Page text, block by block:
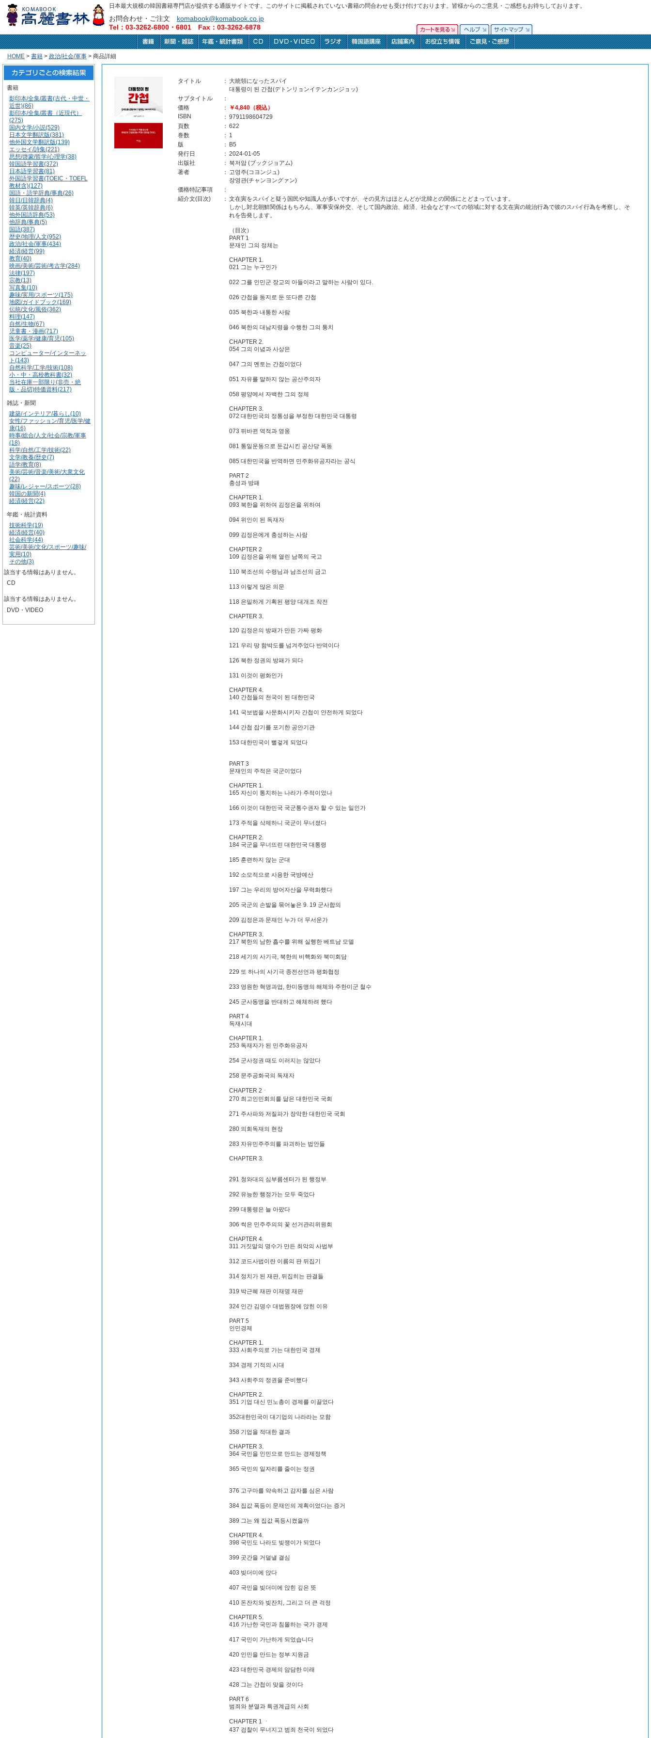
日本最大規模の韓国書籍専門店が提供する通販サイトです。このサイトに掲載されていない書籍の問合わせも受け付けております。皆様からのご意見・ご感想もお待ちしております。
お問合わせ・ご注文 komabook@komabook.co.jp
Tel：03-3262-6800・6801 Fax：03-3262-6878
HOME > 書籍 > 政治/社会/軍事 > 商品詳細
書籍
影印本/全集/叢書(古代・中世・
近世)(86)
影印本/全集/叢書（近現代）
(275)
国内文学/小説(529)
日本文学翻訳版(381)
他外国文学翻訳版(139)
エッセイ/詩集(221)
思想/啓蒙/哲学/心理学(38)
韓国語学習書(372)
日本語学習書(81)
外国語学習書(TOEIC・TOEFL
教材含)(127)
国語・語学辞典/事典(26)
韓日/日韓辞典(4)
韓英/英韓辞典(6)
他外国語辞典(53)
他辞典/事典(5)
国語(387)
歴史/地理/人文(952)
政治/社会/軍事(434)
経済/経営(99)
教育(40)
映画/美術/芸術/考古学(284)
法律(197)
宗教(13)
写真集(10)
趣味/実用/スポーツ(175)
地図/ガイドブック(169)
伝統/文化/風俗(362)
料理(147)
自然/生物(67)
児童書・漫画(717)
医学/薬学/健康/育児(105)
音楽(25)
コンピューター/インターネッ
ト(143)
自然科学/工学/技術(108)
小・中・高校教科書(32)
当社在庫一部限り(非売・絶
版・品切)特価資料(217)
雑誌・新聞
建築/インテリア/暮らし(10)
女性/ファッション/育児/医学/健
康(16)
時事/総合/人文/社会/宗教/軍事
(18)
科学/自然/工学/技術(22)
文学/教養/歴史(7)
語学/教育(8)
美術/芸術/音楽/美術/大衆文化
(22)
趣味/レジャー/スポーツ(28)
韓国の新聞(4)
経済/経営(22)
年鑑・統計資料
技術科学(19)
経済/経営(40)
社会科学(44)
芸術/美術/文化/スポーツ/趣味/
実用(10)
その他(3)
該当する情報はありません。
CD
該当する情報はありません。
DVD・VIDEO
タイトル ： 大統領になったスパイ
대통령이 된 간첩(デトンリョンイテンカンジョッ)
サブタイトル
：
価格
：
￥4,840（税込）
ISBN
： 9791198604729
頁数
： 622
巻数
： 1
版
：
B5
発行日
： 2024-01-05
出版社
： 북저암 (ブックジョアム)
著者
： 고영주(コヨンジュ)
장영관(チャンヨングァン)
価格特記事項
：
紹介文(目次)
： 文在寅をスパイと疑う国民や知識人が多いですが、その見方はほとんどが北韓との関係にとどまっています。
しかし対北朝鮮関係はもちろん、軍事安保外交、そして国内政治、経済、社会などすべての領域に対する文在寅の統治行為で彼のスパイ行為を考察し、そ
れを告発します。
（目次）
PART 1
문재인 그의 정체는
CHAPTER 1.
021 그는 누구인가
022 그를 인민군 장교의 아들이라고 말하는 사람이 있다.
026 간첩을 동지로 둔 또다른 간첩
035 북한과 내통한 사람
046 북한의 대남지령을 수행한 그의 통치
CHAPTER 2.
054 그의 이념과 사상은
047 그의 멘토는 간첩이었다
051 자유를 말하지 않는 공산주의자
058 평양에서 자백한 그의 정체
CHAPTER 3.
072 대한민국의 정통성을 부정한 대한민국 대통령
073 뒤바뀐 역적과 영웅
081 통일운동으로 둔갑시킨 공산당 폭동
085 대한민국을 반역하면 민주화유공자라는 공식
PART 2
충성과 방패
CHAPTER 1.
093 북한을 위하여 김정은을 위하여
094 위인이 된 독재자
099 김정은에게 충성하는 사람
CHAPTER 2
109 김정은을 위해 열린 남쪽의 국고
110 북조선의 수령님과 남조선의 금고
113 이렇게 많은 의문
118 은밀하게 기획된 평양 대개조 작전
CHAPTER 3.
120 김정은의 방패가 만든 가짜 평화
121 우리 땅 함박도를 넘겨주었다 반역이다
126 북한 정권의 방패가 되다
131 이것이 평화인가
CHAPTER 4.
140 간첩들의 천국이 된 대한민국
141 국보법을 사문화시키자 간첩이 안전하게 되었다
144 간첩 잡기를 포기한 공안기관
153 대한민국이 뻘겋게 되었다
PART 3
문재인의 주적은 국군이었다
CHAPTER 1.
165 자신이 통치하는 나라가 주적이었나
166 이것이 대한민국 국군통수권자 할 수 있는 일인가
173 주적을 삭제하니 국군이 무너졌다
CHAPTER 2.
184 국군을 무너뜨린 대한민국 대통령
185 훈련하지 않는 군대
192 소모적으로 사용한 국방예산
197 그는 우리의 방어자산을 무력화했다
205 국군의 손발을 묶어놓은 9. 19 군사합의
209 김정은과 문재인 누가 더 무서운가
CHAPTER 3.
217 북한의 남한 흡수를 위해 실행한 베트남 모델
218 세기의 사기극, 북한의 비핵화와 북미회담
229 또 하나의 사기극 종전선언과 평화협정
233 영원한 혁명과업, 한미동맹의 해체와 주한미군 철수
245 군사동맹을 반대하고 해체하려 했다
PART 4
독재시대
CHAPTER 1.
253 독재자가 된 민주화유공자
254 군사정권 때도 이러지는 않았다
258 문주공화국의 독재자
CHAPTER 2ㆍ
270 최고인민회의를 닮은 대한민국 국회
271 주사파와 저질파가 장악한 대한민국 국회
280 의회독재의 현장
283 자유민주주의를 파괴하는 법안들
CHAPTER 3.
291 청와대의 심부름센터가 된 행정부
292 유능한 행정가는 모두 죽었다
299 대통령은 늘 아팠다
306 썩은 민주주의의 꽃 선거관리위원회
CHAPTER 4.
311 거짓말의 명수가 만든 최악의 사법부
312 코드사법이란 이름의 판 뒤집기
314 정치가 된 재판, 뒤집히는 판결들
319 박근혜 재판 이재명 재판
324 인간 김명수 대법원장에 앉힌 이유
PART 5
인민경제
CHAPTER 1.
333 사회주의로 가는 대한민국 경제
334 경제 기적의 시대
343 사회주의 정권을 준비했다
CHAPTER 2.
351 기업 대신 민노총이 경제를 이끌었다
352대한민국이 대기업의 나라라는 모함
358 기업을 적대한 결과
CHAPTER 3.
364 국민을 인민으로 만드는 경제정책
365 국민의 일자리를 줄이는 정권
376 고구마를 약속하고 감자를 심은 사람
384 집값 폭등이 문재인의 계획이었다는 증거
389 그는 왜 집값 폭등시켰을까
CHAPTER 4.
398 국민도 나라도 빚쟁이가 되었다
399 곳간을 거덜낼 결심
403 빚더미에 앉다
407 국민을 빚더미에 앉힌 깊은 뜻
410 돈잔치와 빚잔치, 그리고 더 큰 걱정
CHAPTER 5.
416 가난한 국민과 침몰하는 국가 경제
417 국민이 가난하게 되었습니다
420 인민을 만드는 정부 지원금
423 대한민국 경제의 암담한 미래
428 그는 간첩이 맞을 것이다
PART 6
범죄와 분열과 특권계급의 사회
CHAPTER 1 ㆍ
437 검찰이 무너지고 범죄 천국이 되었다